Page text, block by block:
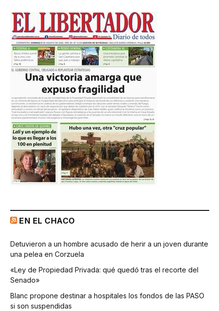
EN EL CHACO
Detuvieron a un hombre acusado de herir a un joven durante
una pelea en Corzuela
«Ley de Propiedad Privada: qué quedó tras el recorte del
Senado»
Blanc propone destinar a hospitales los fondos de las PASO
si son suspendidas